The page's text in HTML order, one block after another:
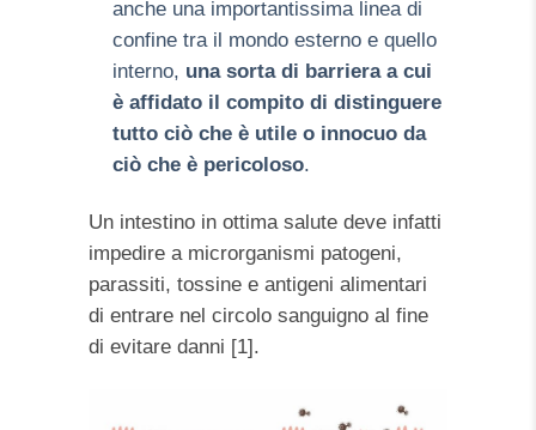
anche una importantissima linea di
confine tra il mondo esterno e quello
interno, una sorta di barriera a cui
è affidato il compito di distinguere
tutto ciò che è utile o innocuo da
ciò che è pericoloso.
Un intestino in ottima salute deve infatti
impedire a microrganismi patogeni,
parassiti, tossine e antigeni alimentari
di entrare nel circolo sanguigno al fine
di evitare danni [1].